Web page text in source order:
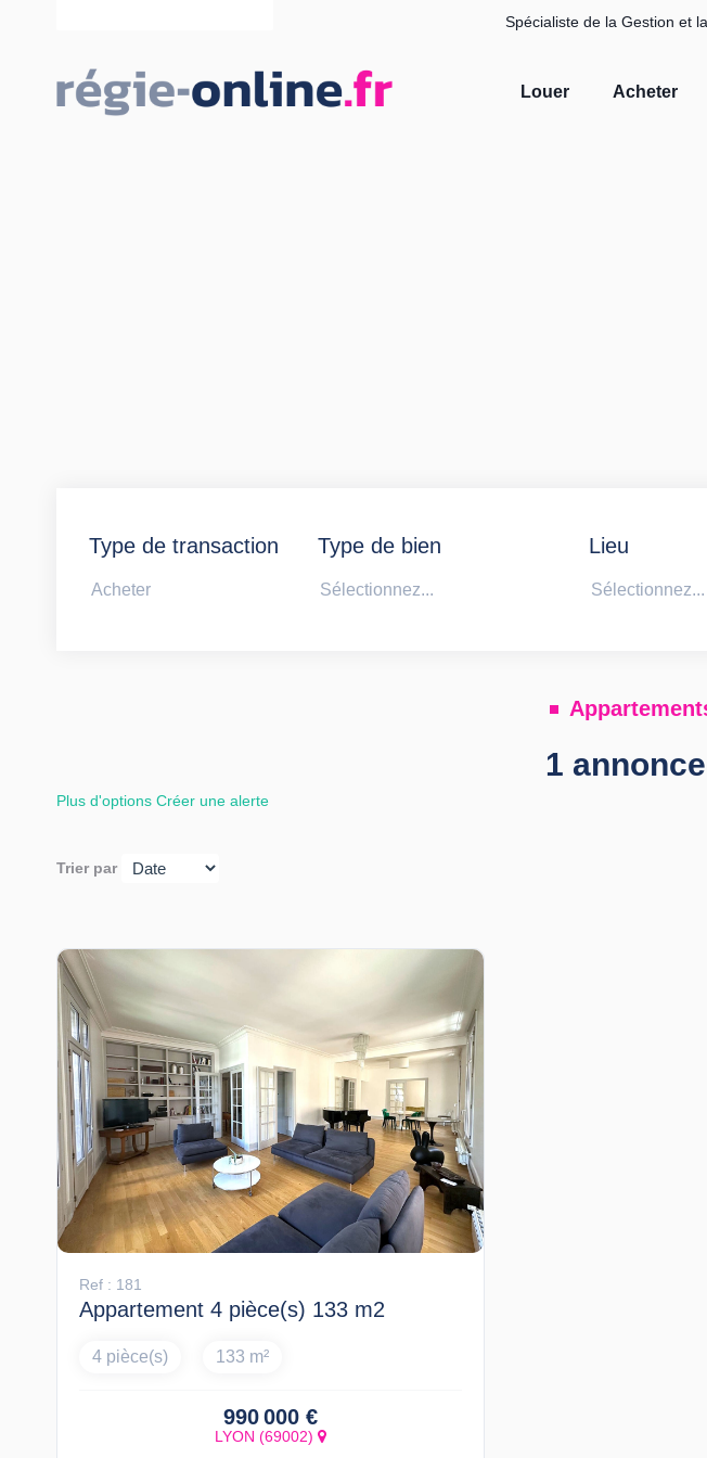
Spécialiste de la Gestion et
Louer Acheter
Type de transaction
Acheter
Type de bien
Sélectionnez...
Lieu
Sélectionnez...
1
Plus d'options Créer une alerte
Trier par
Ref : 181
Appartement 4 pièce(s) 133 m2
4 pièce(s) 133 m²
990 000 €
LYON (69002)